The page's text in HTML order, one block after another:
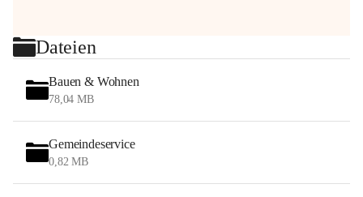
Dateien
Bauen & Wohnen
78,04 MB
Gemeindeservice
0,82 MB